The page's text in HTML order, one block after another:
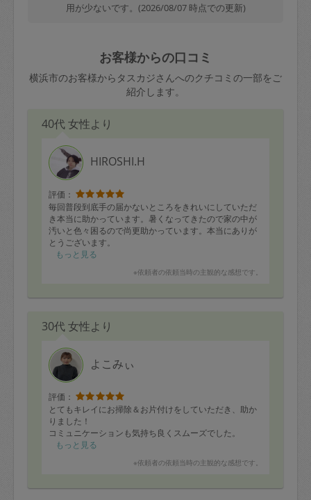
用が少ないです。(2026/08/07 時点での更新)
お客様からの口コミ
横浜市のお客様からタスカジさんへのクチコミの一部をご
紹介します。
40代 女性より
HIROSHI.H
評価：
毎回普段到底手の届かないところをきれいにしていただ
き本当に助かっています。暑くなってきたので家の中が
汚いと色々困るので尚更助かっています。本当にありが
とうございます。
もっと見る
※依頼者の依頼当時の主観的な感想です。
30代 女性より
よこみぃ
評価：
とてもキレイにお掃除＆お片付けをしていただき、助か
りました！
コミュニケーションも気持ち良くスムーズでした。
もっと見る
※依頼者の依頼当時の主観的な感想です。